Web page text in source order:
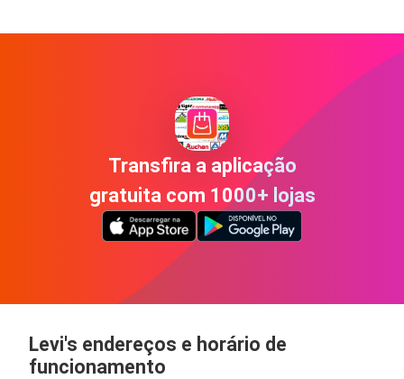
Transfira a aplicação
gratuita com 1000+ lojas
Levi's endereços e horário de
funcionamento